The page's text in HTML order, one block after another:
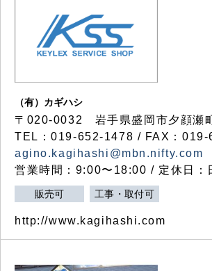
（有）カギハシ
〒020-0032 岩手県盛岡市夕顔瀬
TEL：019-652-1478 / FAX：
agino.kagihashi@mbn.nifty.com
営業時間：9:00〜18:00 / 定休日：
販売可 工事・取付可
http://www.kagihashi.com